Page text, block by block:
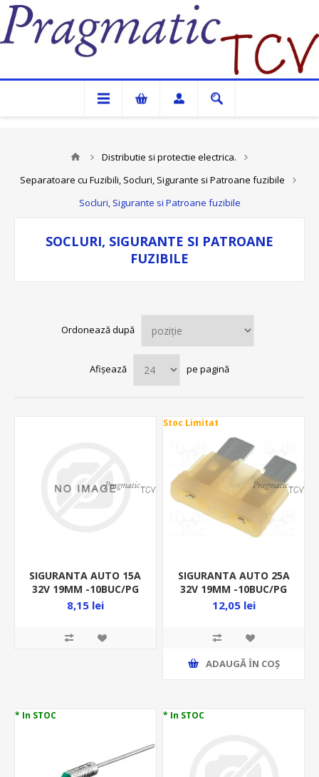
Pragmatic TCV
Distributie si protectie electrica.
Separatoare cu Fuzibili, Socluri, Sigurante si Patroane fuzibile
Socluri, Sigurante si Patroane fuzibile
SOCLURI, SIGURANTE SI PATROANE
FUZIBILE
Ordonează după
Afișează pe pagină
SIGURANTA AUTO 15A
32V 19MM -10BUC/PG
ALBASTRU
8,15 lei
Stoc Limitat
SIGURANTA AUTO 25A
32V 19MM -10BUC/PG
CREM
12,05 lei
ADAUGĂ ȊN COŞ
* In STOC * In STOC